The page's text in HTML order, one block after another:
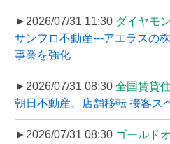
►2026/07/31 11:30 ダイヤモ
サンフロ不動産---アエラスの
事業を強化
►2026/07/31 08:30 全国賃貸
朝日不動産、店舗移転 接客ス
►2026/07/31 08:30 ゴールド